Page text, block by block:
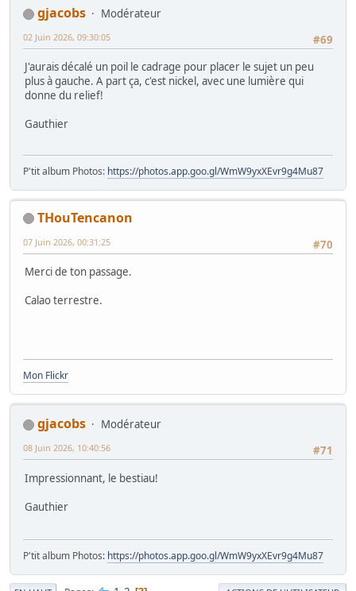
gjacobs
Modérateur
#69
02 Juin 2026, 09:30:05
J'aurais décalé un poil le cadrage pour placer le sujet un peu
plus à gauche. A part ça, c'est nickel, avec une lumière qui
donne du relief!
Gauthier
P'tit album Photos: https://photos.app.goo.gl/WmW9yxXEvr9g4Mu87
THouTencanon
#70
07 Juin 2026, 00:31:25
Merci de ton passage.
Calao terrestre.
Mon Flickr
gjacobs
Modérateur
#71
08 Juin 2026, 10:40:56
Impressionnant, le bestiau!
Gauthier
P'tit album Photos: https://photos.app.goo.gl/WmW9yxXEvr9g4Mu87